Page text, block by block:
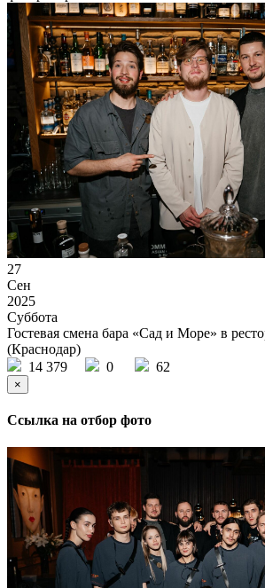
27
Сен
2025
Суббота
Гостевая смена бара «Сад и Море» в
(Краснодар)
14 379
0 62
×
Ссылка на отбор фото